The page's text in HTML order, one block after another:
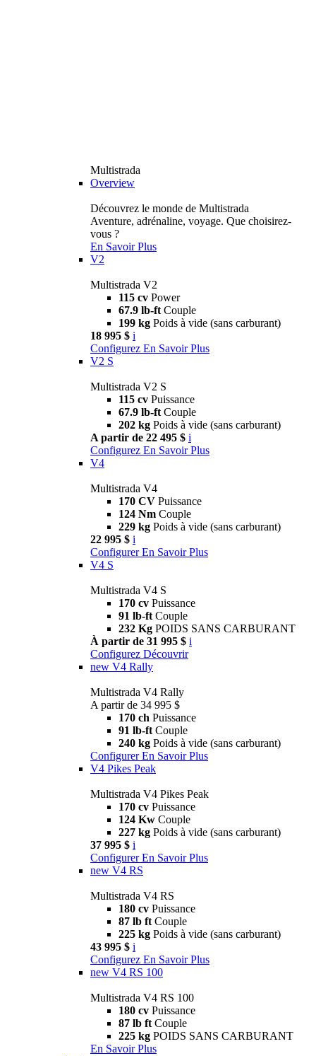
Multistrada
Overview
Découvrez le monde de Multistrada
Aventure, adrénaline, voyage. Que choisirez-
vous ?
En Savoir Plus
V2
Multistrada V2
115 cv Power
67.9 lb-ft Couple
199 kg Poids à vide (sans carburant)
18 995 $ i
Configurez En Savoir Plus
V2 S
Multistrada V2 S
115 cv Puissance
67.9 lb-ft Couple
202 kg Poids à vide (sans carburant)
A partir de 22 495 $ i
Configurez En Savoir Plus
V4
Multistrada V4
170 CV Puissance
124 Nm Couple
229 kg Poids à vide (sans carburant)
22 995 $ i
Configurer En Savoir Plus
V4 S
Multistrada V4 S
170 cv Puissance
91 lb-ft Couple
232 Kg POIDS SANS CARBURANT
À partir de 31 995 $ i
Configurez Découvrir
new V4 Rally
Multistrada V4 Rally
A partir de 34 995 $
170 ch Puissance
91 lb-ft Couple
240 kg Poids à vide (sans carburant)
Configurer En Savoir Plus
V4 Pikes Peak
Multistrada V4 Pikes Peak
170 cv Puissance
124 Kw Couple
227 kg Poids à vide (sans carburant)
37 995 $ i
Configurer En Savoir Plus
new V4 RS
Multistrada V4 RS
180 cv Puissance
87 lb ft Couple
225 kg Poids à vide (sans carburant)
43 995 $ i
Configurez En Savoir Plus
new V4 RS 100
Multistrada V4 RS 100
180 cv Puissance
87 lb ft Couple
225 kg POIDS SANS CARBURANT
En Savoir Plus